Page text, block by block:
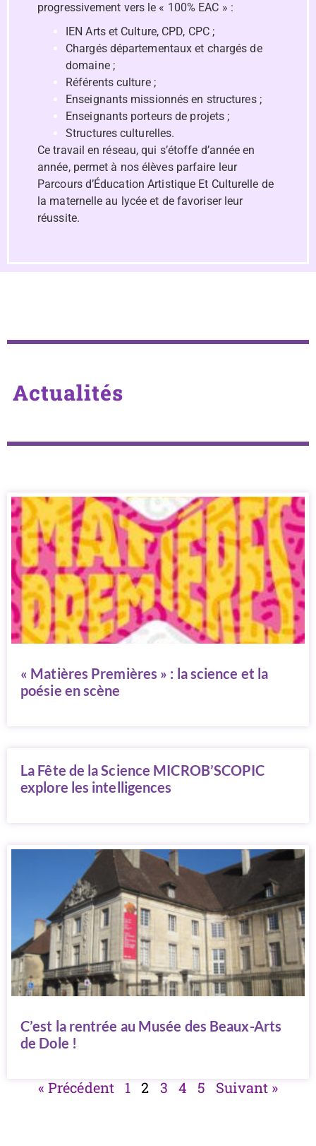
progressivement vers le « 100% EAC » :
IEN Arts et Culture, CPD, CPC ;
Chargés départementaux et chargés de
domaine ;
Référents culture ;
Enseignants missionnés en structures ;
Enseignants porteurs de projets ;
Structures culturelles.
Ce travail en réseau, qui s’étoffe d’année en
année, permet à nos élèves parfaire leur
Parcours d’Éducation Artistique Et Culturelle de
la maternelle au lycée et de favoriser leur
réussite.
Actualités
« Matières Premières » : la science et la
poésie en scène
La Fête de la Science MICROB’SCOPIC
explore les intelligences
C’est la rentrée au Musée des Beaux-Arts
de Dole !
« Précédent 1 2 3 4 5 Suivant »